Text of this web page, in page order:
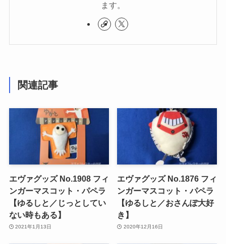
ます。
関連記事
エヴァグッズ No.1908 フィ
ンガーマスコット・パペラ
【ゆるしと／じっとしてい
ない時もある】
2021年1月13日
エヴァグッズ No.1876 フィ
ンガーマスコット・パペラ
【ゆるしと／おさんぽ大好
き】
2020年12月16日